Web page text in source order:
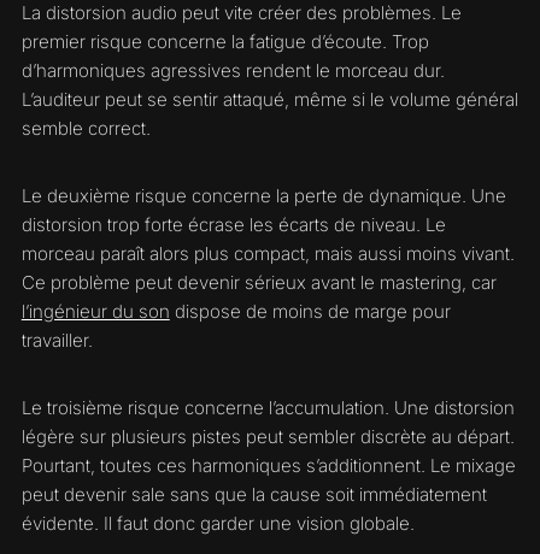
La distorsion audio peut vite créer des problèmes. Le
premier risque concerne la fatigue d’écoute. Trop
d’harmoniques agressives rendent le morceau dur.
L’auditeur peut se sentir attaqué, même si le volume général
semble correct.
Le deuxième risque concerne la perte de dynamique. Une
distorsion trop forte écrase les écarts de niveau. Le
morceau paraît alors plus compact, mais aussi moins vivant.
Ce problème peut devenir sérieux avant le mastering, car
l’ingénieur du son dispose de moins de marge pour
travailler.
Le troisième risque concerne l’accumulation. Une distorsion
légère sur plusieurs pistes peut sembler discrète au départ.
Pourtant, toutes ces harmoniques s’additionnent. Le mixage
peut devenir sale sans que la cause soit immédiatement
évidente. Il faut donc garder une vision globale.